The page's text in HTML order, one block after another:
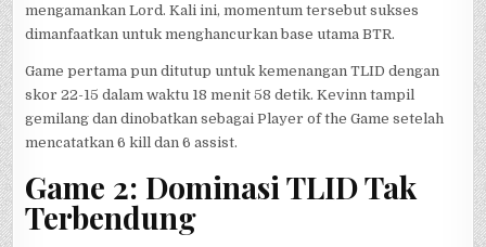
mengamankan Lord. Kali ini, momentum tersebut sukses
dimanfaatkan untuk menghancurkan base utama BTR.
Game pertama pun ditutup untuk kemenangan TLID dengan
skor 22-15 dalam waktu 18 menit 58 detik. Kevinn tampil
gemilang dan dinobatkan sebagai Player of the Game setelah
mencatatkan 6 kill dan 6 assist.
Game 2: Dominasi TLID Tak
Terbendung